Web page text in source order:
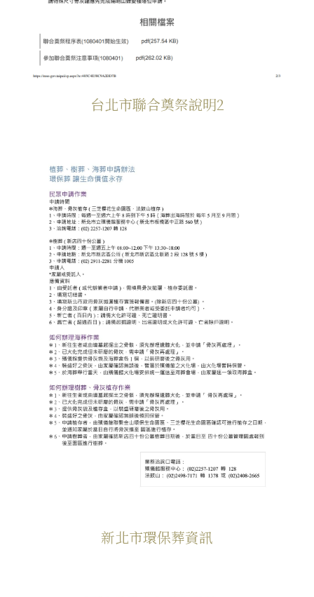
台北市聯合奠祭說明2
新北市環保葬資訊